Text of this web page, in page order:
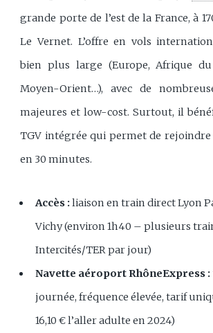
grande porte de l’est de la France, à
Le Vernet. L’offre en vols
bien plus large (Europe, Afrique du
Moyen-Orient…), avec de
majeures et low-cost. Surtout, il
TGV intégrée qui permet de
en 30 minutes.
Accès :liaison en train direct Lyon
Vichy (environ 1h40 – plusieurs
Intercités/TER par jour)
Navette aéroport RhôneExpress :
journée, fréquence élevée, tarif
16,10 € l’aller adulte en 2024)